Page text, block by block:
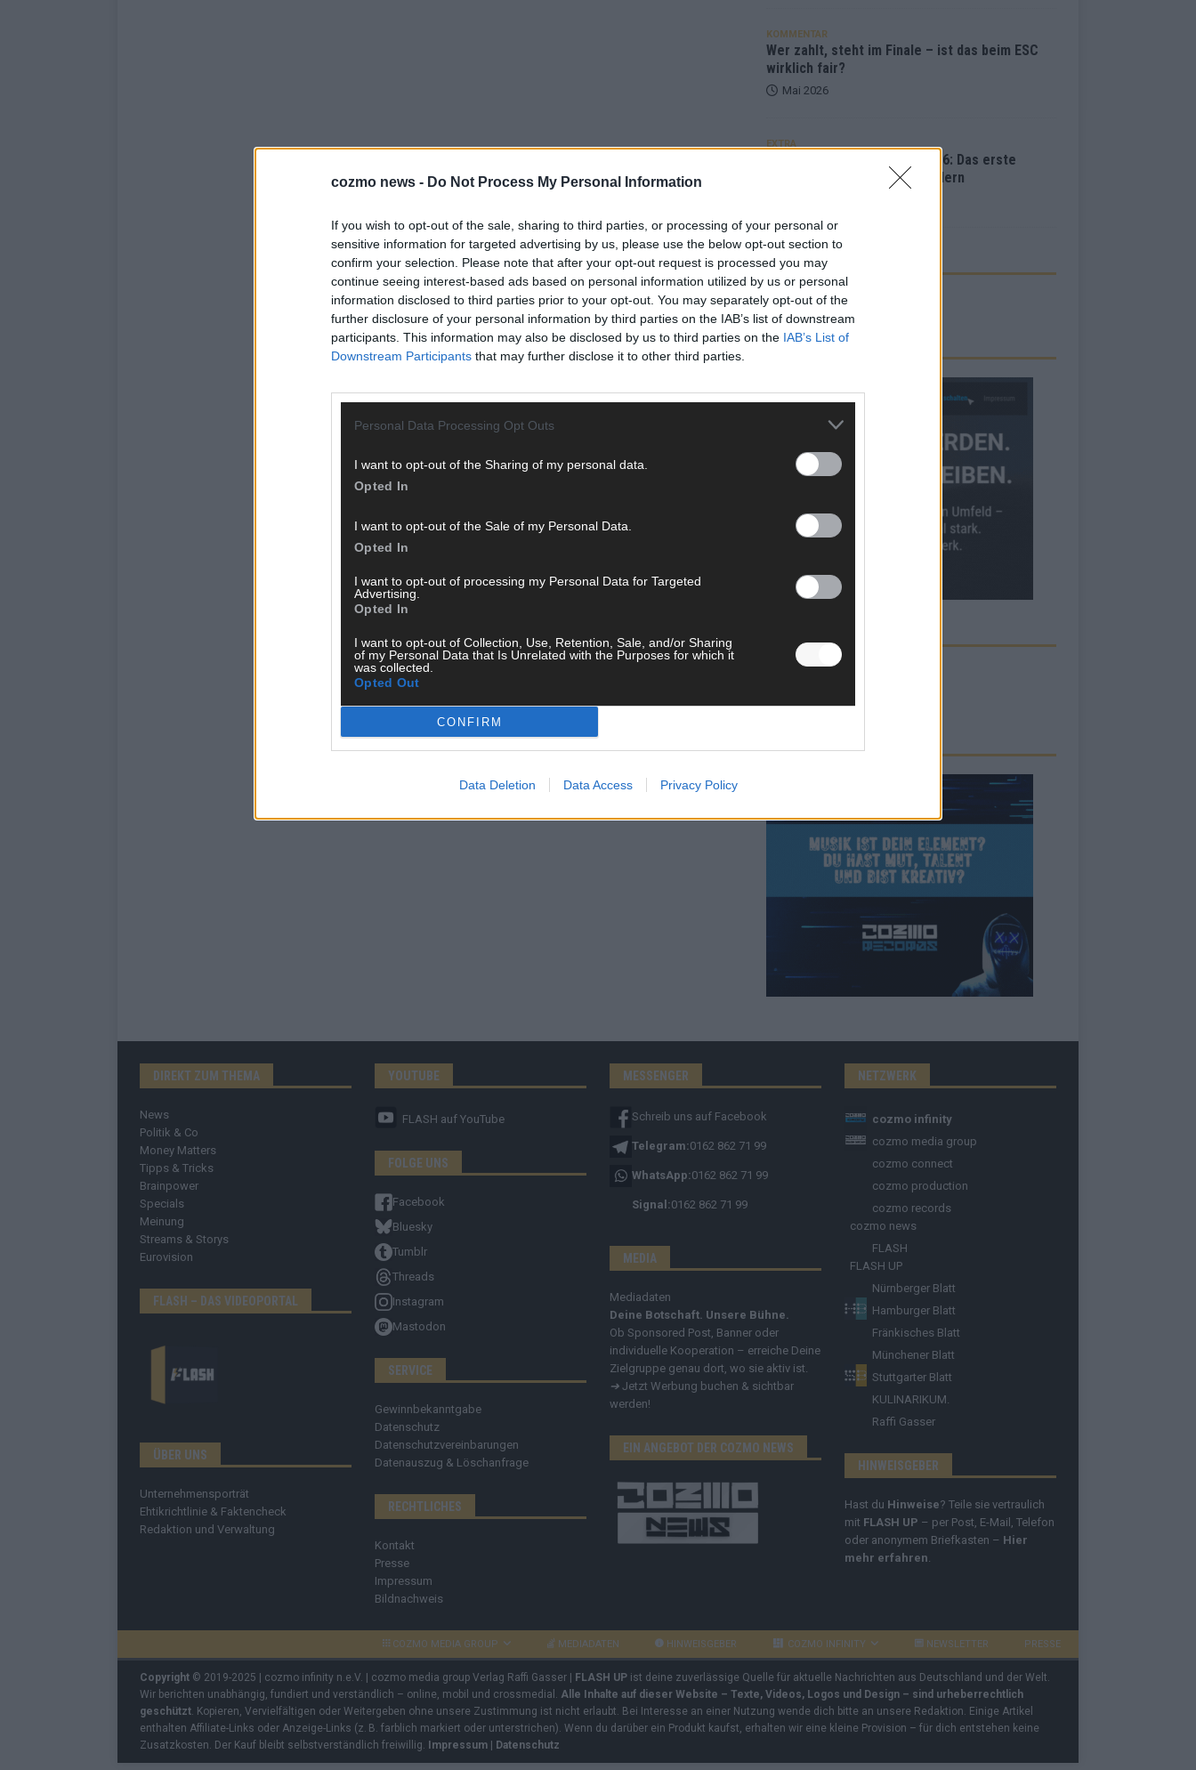
cozmo news - Do Not Process My Personal Information
If you wish to opt-out of the sale, sharing to third parties, or processing of your personal or
sensitive information for targeted advertising by us, please use the below opt-out section to
confirm your selection. Please note that after your opt-out request is processed you may
continue seeing interest-based ads based on personal information utilized by us or personal
information disclosed to third parties prior to your opt-out. You may separately opt-out of the
further disclosure of your personal information by third parties on the IAB’s list of downstream
participants. This information may also be disclosed by us to third parties on the IAB’s List of
Downstream Participants that may further disclose it to other third parties.
Personal Data Processing Opt Outs
I want to opt-out of the Sharing of my personal data.
Opted In
I want to opt-out of the Sale of my Personal Data.
Opted In
I want to opt-out of processing my Personal Data for Targeted
Advertising.
Opted In
I want to opt-out of Collection, Use, Retention, Sale, and/or Sharing
of my Personal Data that Is Unrelated with the Purposes for which it
was collected.
Opted Out
CONFIRM
Data Deletion Data Access Privacy Policy
KOMMENTAR
Wer zahlt, steht im Finale – ist das beim ESC
wirklich fair?
Mai 2026
EXTRA
Eurovision Song Contest 2026: Das erste
Halbfinale – der Abend in Bildern
AD
DIREKT ZUM THEMA
News
Politik & Co
Money Matters
Tipps & Tricks
Brainpower
Specials
Meinung
Streams & Storys
Eurovision
FLASH – DAS VIDEOPORTAL
ÜBER UNS
Unternehmensporträt
Ehtikrichtlinie & Faktencheck
Redaktion und Verwaltung
YOUTUBE
FLASH auf YouTube
FOLGE UNS
Facebook
Bluesky
Tumblr
Threads
Instagram
Mastodon
SERVICE
Gewinnbekanntgabe
Datenschutz
Datenschutzvereinbarungen
Datenauszug & Löschanfrage
RECHTLICHES
Kontakt
Presse
Impressum
Bildnachweis
MESSENGER
Schreib uns auf Facebook
Telegram:0162 862 71 99
WhatsApp:0162 862 71 99
Signal:0162 862 71 99
MEDIA
Mediadaten
Deine Botschaft. Unsere Bühne.
Ob Sponsored Post, Banner oder
individuelle Kooperation – erreiche Deine
Zielgruppe genau dort, wo sie aktiv ist.
➔ Jetzt Werbung buchen & sichtbar
werden!
EIN ANGEBOT DER COZMO NEWS
NETZWERK
cozmo infinity
cozmo media group
cozmo connect
cozmo production
cozmo records
cozmo news
FLASH
FLASH UP
Nürnberger Blatt
Hamburger Blatt
Fränkisches Blatt
Münchener Blatt
Stuttgarter Blatt
KULINARIKUM.
Raffi Gasser
HINWEISGEBER
Hast du Hinweise? Teile sie vertraulich
mit FLASH UP – per Post, E-Mail, Telefon
oder anonymem Briefkasten – Hier
mehr erfahren
COZMO MEDIA GROUP MEDIADATEN HINWEISGEBER COZMO INFINITY NEWSLETTER PRESSE
Copyright © 2019-2025 | cozmo infinity n.e.V. | cozmo media group Verlag Raffi Gasser | FLASH UP ist deine zuverlässige Quelle für aktuelle Nachrichten aus Deutschland und der Welt.
Wir berichten unabhängig, fundiert und verständlich – online, mobil und crossmedial. Alle Inhalte auf dieser Website – Texte, Videos, Logos und Design – sind urheberrechtlich
geschützt. Kopieren, Vervielfältigen oder Weitergeben ohne unsere Zustimmung ist nicht erlaubt. Bei Interesse an einer Nutzung wende dich bitte an unsere Redaktion. Einige Artikel
enthalten Affiliate-Links oder Anzeige-Links (z. B. farblich markiert oder unterstrichen). Wenn du darüber ein Produkt kaufst, erhalten wir eine kleine Provision – für dich entstehen keine
Zusatzkosten. Der Kauf bleibt selbstverständlich freiwillig. Impressum | Datenschutz